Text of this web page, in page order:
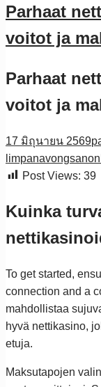
Parhaat
voitot ja
Parhaat
voitot ja
17 มิถุนายน 2569
limpanavongsanon
Post Views: 39
Kuinka
To get started,
connection and a
mahdollistaa
hyvä nettikasino,
etuja.
Maksutapojen